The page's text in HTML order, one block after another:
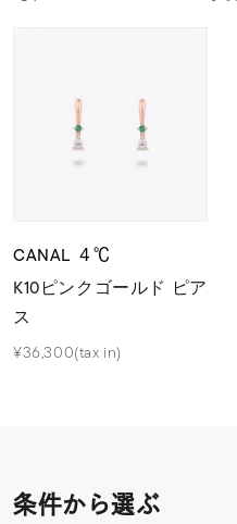
CANAL ４℃
K10ピンクゴールド ピア
ス
¥36,300(tax in)
条件から選ぶ